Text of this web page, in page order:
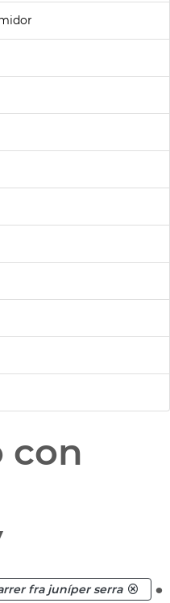
con
fra juníper serra .